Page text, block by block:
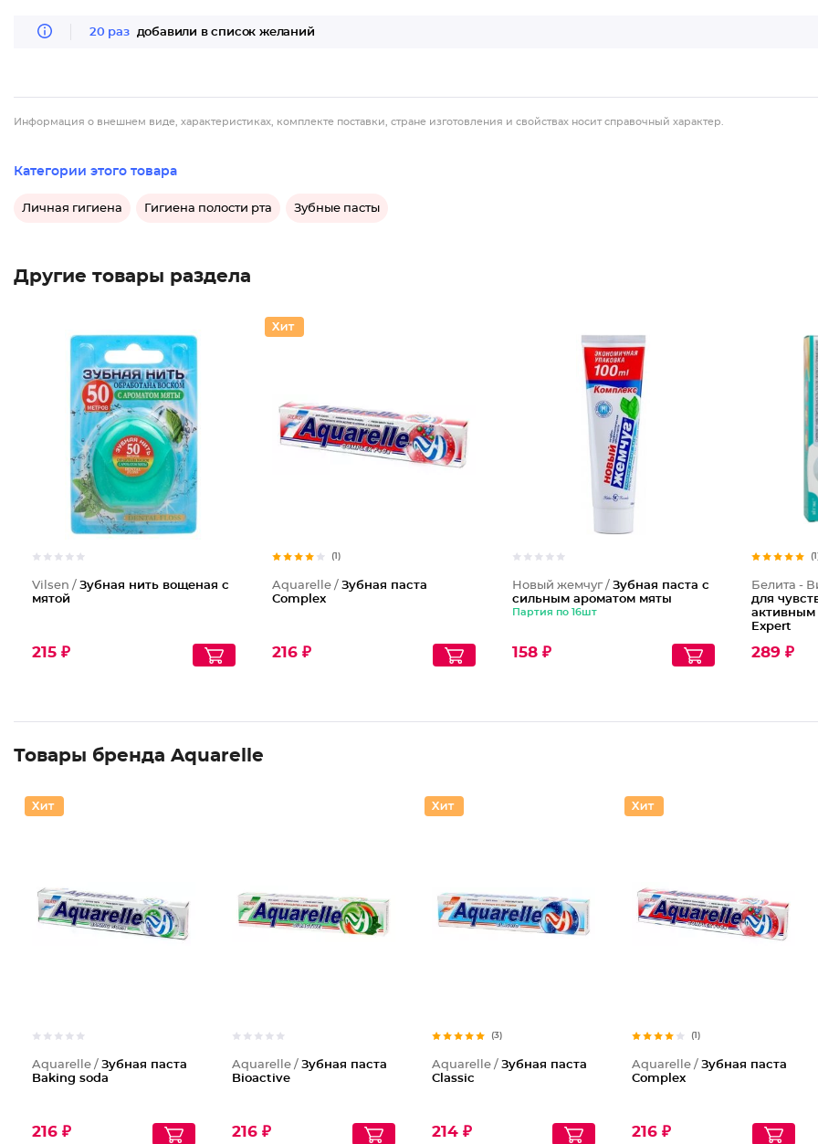
20 раз добавили в список желаний
Информация о внешнем виде, характеристиках, комплекте поставки, стране изготовления и свойствах носит справочный характер.
Категории этого товара
Личная гигиена Гигиена полости рта Зубные пасты
Другие товары раздела
Vilsen / Зубная нить вощеная с
мятой
215 ₽
(1)
Aquarelle / Зубная паста
Complex
216 ₽
Новый жемчуг / Зубная паста с
сильным ароматом мяты
Партия по 16шт
158 ₽
Белита -
для
активным
Expert
289 ₽
Товары бренда Aquarelle
Aquarelle / Зубная паста
Baking soda
216 ₽
Aquarelle / Зубная паста
Bioactive
216 ₽
(3)
Aquarelle / Зубная паста
Classic
214 ₽
(1)
Aquarelle / Зубная паста
Complex
216 ₽